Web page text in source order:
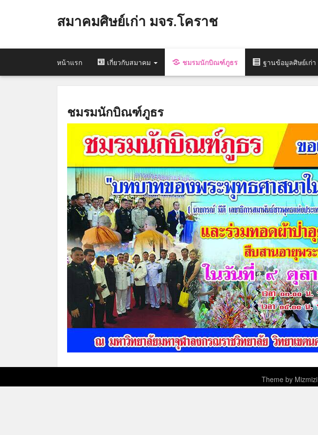
สมาคมศิษย์เก่า มจร.โคราช
หน้าแรก เกี่ยวกับสมาคม ชมรมนักบิณฑ์ภูธร ฐานข้อมูลศิษย์เก่า
ชมรมนักบิณฑ์ภูธร
Theme by Mizmizi